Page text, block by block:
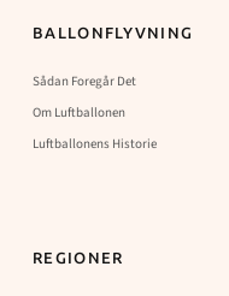
BALLONFLYVNING
Sådan Foregår Det
Om Luftballonen
Luftballonens Historie
REGIONER